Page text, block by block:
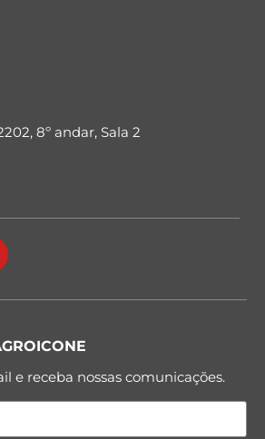
8º andar, Sala 2
e receba nossas comunicações.